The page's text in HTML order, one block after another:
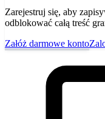
Zarejestruj się, aby
odblokować całą treść
Załóż darmowe konto